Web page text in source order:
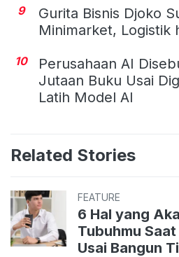
9
Gurita Bisnis Djoko
Minimarket, Logistik
10
Perusahaan AI
Jutaan Buku Usai
Latih Model AI
Related Stories
FEATURE
6 Hal yang
Tubuhmu
Usai Bangun